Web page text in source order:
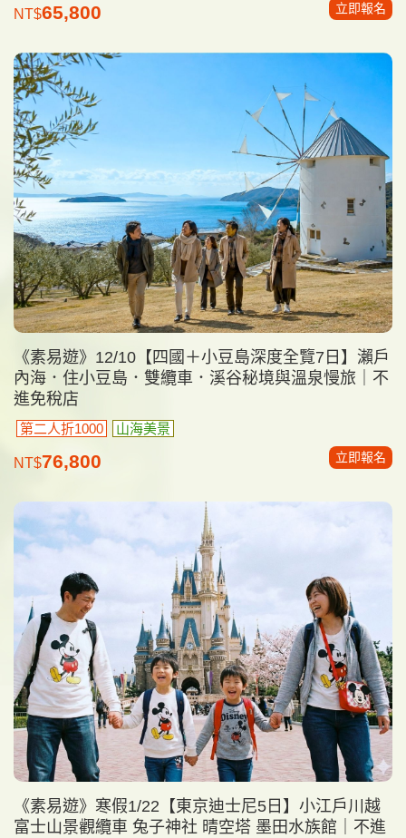
NT$65,800 立即報名
《素易遊》12/10【四國＋小豆島深度全覽7日】瀨戶
內海．住小豆島．雙纜車．溪谷秘境與溫泉慢旅｜不
進免稅店
第二人折1000 山海美景
NT$76,800 立即報名
《素易遊》寒假1/22【東京迪士尼5日】小江戶川越
富士山景觀纜車 兔子神社 晴空塔 墨田水族館｜不進